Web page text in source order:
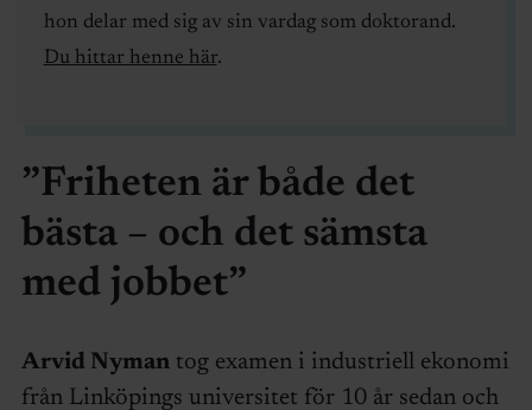
hon delar med sig av sin vardag som doktorand.
Du hittar henne här.
”Friheten är både det
bästa – och det sämsta
med jobbet”
Arvid Nymantog examen i industriell ekonomi
från Linköpings universitet för 10 år sedan och